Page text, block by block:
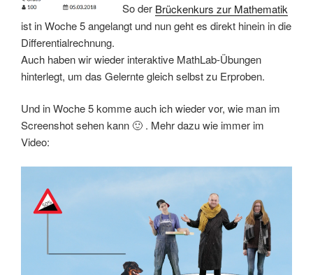
So der Brückenkurs zur Mathematik
ist in Woche 5 angelangt und nun geht es direkt hinein in die
Differentialrechnung.
Auch haben wir wieder interaktive MathLab-Übungen
hinterlegt, um das Gelernte gleich selbst zu Erproben.
Und in Woche 5 komme auch ich wieder vor, wie man im
Screenshot sehen kann 🙂 . Mehr dazu wie immer im
Video: